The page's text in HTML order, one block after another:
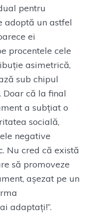
pentru
adoptă un astfel
ei
procentele cele
asimetrică,
sub chipul
că la final
a subțiat o
socială,
negative
Nu cred că există
să promoveze
așezat pe un
adaptați!”.